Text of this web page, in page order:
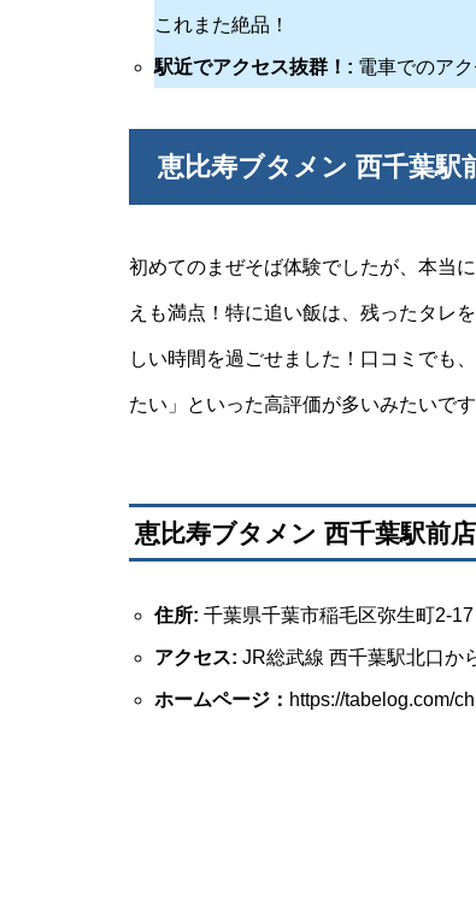
これまた絶品！
駅近でアクセス抜群！: 電車でのア
恵比寿ブタメン 西千葉駅
初めてのまぜそば体験でしたが、本当
えも満点！特に追い飯は、残ったタレ
しい時間を過ごせました！口コミでも
たい」といった高評価が多いみたいです
恵比寿ブタメン 西千葉駅前
住所: 千葉県千葉市稲毛区弥生町2-
アクセス: JR総武線 西千葉駅北口か
ホームページ： https://tabelog.com/